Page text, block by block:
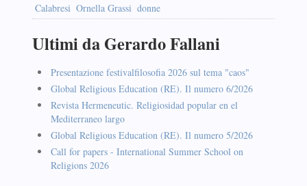
Calabresi Ornella Grassi donne
Ultimi da Gerardo Fallani
Presentazione festivalfilosofia 2026 sul tema "caos"
Global Religious Education (RE). Il numero 6/2026
Revista Hermeneutic. Religiosidad popular en el
Mediterraneo largo
Global Religious Education (RE). Il numero 5/2026
Call for papers - International Summer School on
Religions 2026